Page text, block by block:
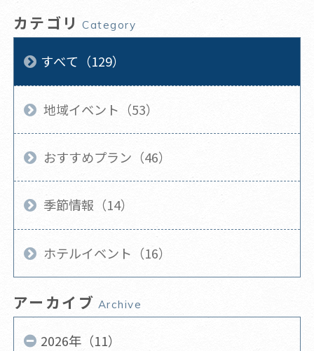
カテゴリ Category
すべて（129）
地域イベント（53）
おすすめプラン（46）
季節情報（14）
ホテルイベント（16）
アーカイブ Archive
2026年（11）